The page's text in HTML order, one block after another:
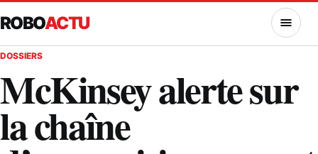
ROBOACTU MENU
DOSSIERS
McKinsey alerte sur
la chaîne